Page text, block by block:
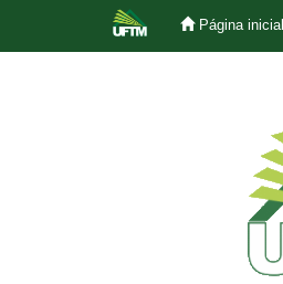
Página inicial